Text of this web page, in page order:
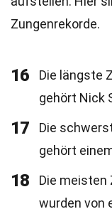
Zungenrekorde.
16
Die längste
gehört Nick
17
Die
gehört
18
Die meisten
wurden von